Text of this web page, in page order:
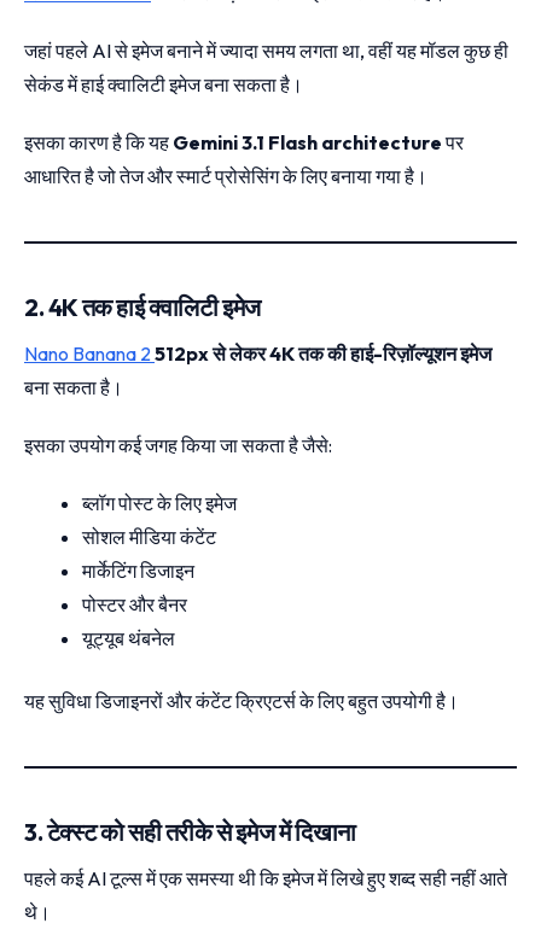
जहां पहले AI से इमेज बनाने में ज्यादा समय लगता था, वहीं यह मॉडल कुछ ही
सेकंड में हाई क्वालिटी इमेज बना सकता है।
इसका कारण है कि यह Gemini 3.1 Flash architectureपर
आधारित है जो तेज और स्मार्ट प्रोसेसिंग के लिए बनाया गया है।
2. 4K तक हाई क्वालिटी इमेज
Nano Banana 2 512px से लेकर 4K तक की हाई-रिज़ॉल्यूशन इमेज
बना सकता है।
इसका उपयोग कई जगह किया जा सकता है जैसे:
ब्लॉग पोस्ट के लिए इमेज
सोशल मीडिया कंटेंट
मार्केटिंग डिजाइन
पोस्टर और बैनर
यूट्यूब थंबनेल
यह सुविधा डिजाइनरों और कंटेंट क्रिएटर्स के लिए बहुत उपयोगी है।
3. टेक्स्ट को सही तरीके से इमेज में दिखाना
पहले कई AI टूल्स में एक समस्या थी कि इमेज में लिखे हुए शब्द सही नहीं आते
थे।